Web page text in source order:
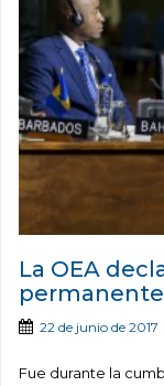
La OEA
22 de junio de 2017
Fue durante la